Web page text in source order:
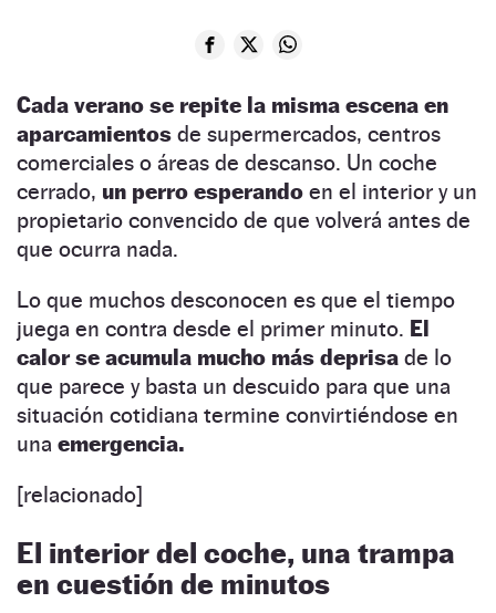
Cada verano se repite la misma escena en
aparcamientos de supermercados, centros
comerciales o áreas de descanso. Un coche
cerrado, un perro esperando en el interior y un
propietario convencido de que volverá antes de
que ocurra nada.
Lo que muchos desconocen es que el tiempo
juega en contra desde el primer minuto. El
calor se acumula mucho más deprisa de lo
que parece y basta un descuido para que una
situación cotidiana termine convirtiéndose en
una emergencia.
[relacionado]
El interior del coche, una trampa
en cuestión de minutos